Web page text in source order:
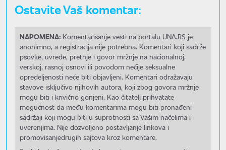
Ostavite Vaš komentar:
NAPOMENA: Komentarisanje vesti na portalu UNA.RS je
anonimno, a registracija nije potrebna. Komentari koji sadrže
psovke, uvrede, pretnje i govor mržnje na nacionalnoj,
verskoj, rasnoj osnovi ili povodom nečije seksualne
opredeljenosti neće biti objavljeni. Komentari odražavaju
stavove isključivo njihovih autora, koji zbog govora mržnje
mogu biti i krivično gonjeni. Kao čitatelj prihvatate
mogućnost da među komentarima mogu biti pronađeni
sadržaji koji mogu biti u suprotnosti sa Vašim načelima i
uverenjima. Nije dozvoljeno postavljanje linkova i
promovisanjedrugih sajtova kroz komentare.